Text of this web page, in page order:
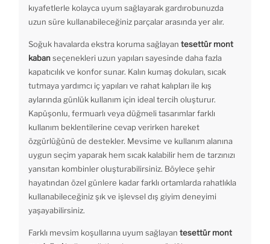
kıyafetlerle kolayca uyum sağlayarak gardırobunuzda
uzun süre kullanabileceğiniz parçalar arasında yer alır.
Soğuk havalarda ekstra koruma sağlayan tesettür mont
kabanseçenekleri uzun yapıları sayesinde daha fazla
kapatıcılık ve konfor sunar. Kalın kumaş dokuları, sıcak
tutmaya yardımcı iç yapıları ve rahat kalıpları ile kış
aylarında günlük kullanım için ideal tercih oluşturur.
Kapüşonlu, fermuarlı veya düğmeli tasarımlar farklı
kullanım beklentilerine cevap verirken hareket
özgürlüğünü de destekler. Mevsime ve kullanım alanına
uygun seçim yaparak hem sıcak kalabilir hem de tarzınızı
yansıtan kombinler oluşturabilirsiniz. Böylece şehir
hayatından özel günlere kadar farklı ortamlarda rahatlıkla
kullanabileceğiniz şık ve işlevsel dış giyim deneyimi
yaşayabilirsiniz.
Farklı mevsim koşullarına uyum sağlayan tesettür mont